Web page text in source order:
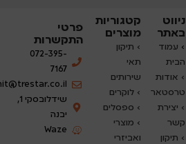
ניווט
באתר
› עמוד
הבית
› אודות
טרסטאר
› יצירת
קשר
› תיקון
קטגוריות
מוצרים
› תיקון
תאי
שירותים
›לוקרים
› ספסלים
› מוצרי
ואביזרי
פרטי
התקשרות
072-395-
7167
שידלובסקי 1,
יבנה
Waze